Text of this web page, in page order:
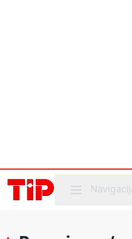
Mobile menu